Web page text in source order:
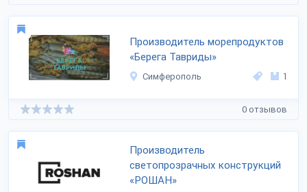
Производитель морепродуктов
«Берега Тавриды»
Симферополь 1
0 отзывов
Производитель
светопрозрачных конструкций
«РОШАН»